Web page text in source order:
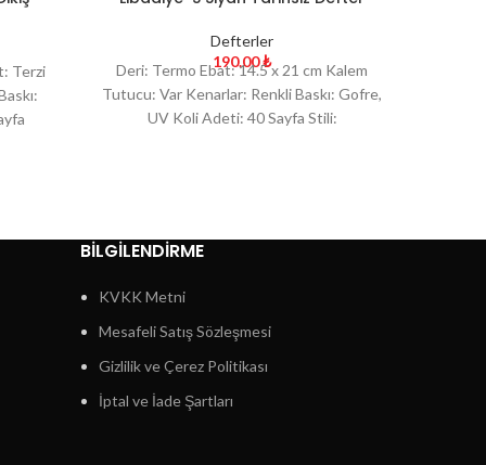
Terzi
Defterler
190.00₺
Deri: Termo Ebat: 14.5 x 21 cm Kalem
Tutucu: Var Kenarlar: Renkli Baskı: Gofre,
UV Koli Adeti: 40 Sayfa Stili:
BİLGİLENDİRME
KVKK Metni
Mesafeli Satış Sözleşmesi
Gizlilik ve Çerez Politikası
İptal ve İade Şartları